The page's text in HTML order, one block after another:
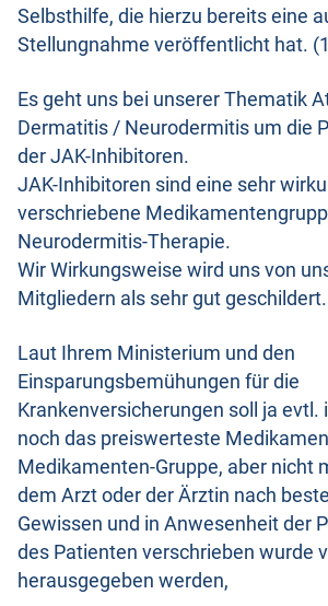
Selbsthilfe, die hierzu bereits eine
Stellungnahme veröffentlicht hat.
Es geht uns bei unserer Thematik
Dermatitis / Neurodermitis um die
der JAK-Inhibitoren.
JAK-Inhibitoren sind eine sehr
verschriebene
Neurodermitis-Therapie.
Wir Wirkungsweise wird uns von
Mitgliedern als sehr gut geschildert.
Laut Ihrem Ministerium und den
Einsparungsbemühungen für die
Krankenversicherungen soll ja evtl.
noch das preiswerteste
Medikamenten-Gruppe, aber nicht
dem Arzt oder der Ärztin nach
Gewissen und in Anwesenheit der
des Patienten verschrieben wurde
herausgegeben werden,